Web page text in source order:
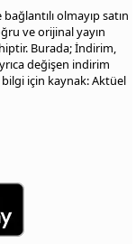
olmayıp satın
ve orijinal yayın
Burada; İndirim,
değişen indirim
için kaynak: Aktüel